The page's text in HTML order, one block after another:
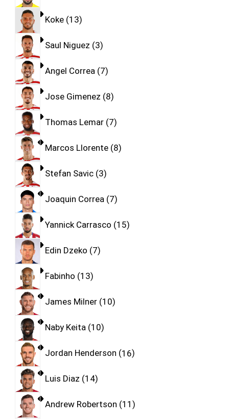
Koke 13
Saul Niguez 3
Angel Correa 7
Jose Gimenez 8
Thomas Lemar 7
Marcos Llorente 8
Stefan Savic 3
Joaquin Correa 7
Yannick Carrasco 15
Edin Dzeko 7
Fabinho 13
James Milner 10
Naby Keita 10
Jordan Henderson 16
Luis Diaz 14
Andrew Robertson 11